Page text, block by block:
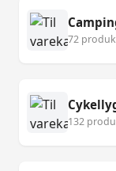
72
132